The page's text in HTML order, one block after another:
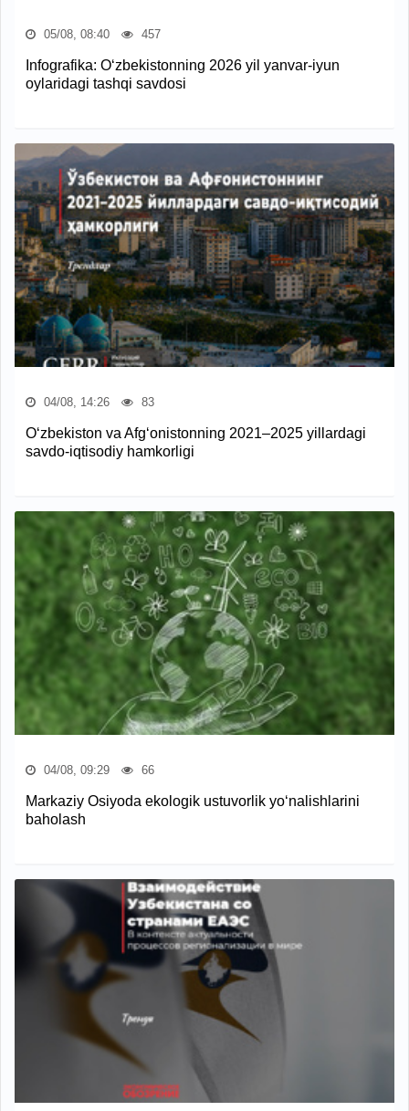
05/08, 08:40 457
Infografika: O‘zbekistonning 2026 yil yanvar-iyun
oylaridagi tashqi savdosi
04/08, 14:26 83
O‘zbekiston va Afg‘onistonning 2021–2025 yillardagi
savdo-iqtisodiy hamkorligi
04/08, 09:29 66
Markaziy Osiyoda ekologik ustuvorlik yo‘nalishlarini
baholash